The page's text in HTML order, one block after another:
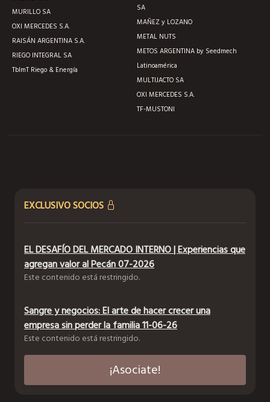
MURILLO SA
OXI MERCEDES S.A.
RAISÁN ARGENTINA S.A.
RIEGO INTEGRAL SA
TblmT Riego & Energía
SA
MAÑEZ y LOZANO
METAL NUTS
METOS ARGENTINA by Seedmech
Latinoamérica
MULTIJACTO SA
OXI MERCEDES S.A.
TF-MUSTONI
EXCLUSIVO SOCIOS
EL DESAFÍO DEL MERCADO INTERNO | Experiencias que
agregan valor al Pecán 07-2026
Este contenido está restringido.
Sangre y negocios: El arte de hacer crecer una
empresa sin perder la familia 11-06-26
Este contenido está restringido.
¡Asociate!